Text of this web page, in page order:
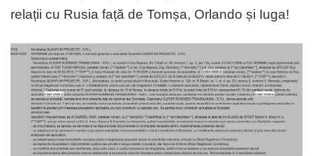
relații cu Rusia față de Tomșa, Orlando și Iuga!